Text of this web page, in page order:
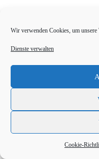
Wir verwenden Cookies, um unsere
Dienste verwalten
Cookie-